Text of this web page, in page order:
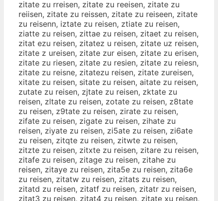
zitate zu rreisen, zitate zu reeisen, zitate zu
reiisen, zitate zu reissen, zitate zu reiseen, zitate
zu reisenn, iztate zu reisen, ztiate zu reisen,
ziatte zu reisen, zittae zu reisen, zitaet zu reisen,
zitat ezu reisen, zitatez u reisen, zitate uz reisen,
zitate z ureisen, zitate zur eisen, zitate zu erisen,
zitate zu riesen, zitate zu resien, zitate zu reiesn,
zitate zu reisne, zitatezu reisen, zitate zureisen,
xitate zu reisen, sitate zu reisen, aitate zu reisen,
zutate zu reisen, zjtate zu reisen, zktate zu
reisen, zltate zu reisen, zotate zu reisen, z8tate
zu reisen, z9tate zu reisen, zirate zu reisen,
zifate zu reisen, zigate zu reisen, zihate zu
reisen, ziyate zu reisen, zi5ate zu reisen, zi6ate
zu reisen, zitqte zu reisen, zitwte zu reisen,
zitzte zu reisen, zitxte zu reisen, zitare zu reisen,
zitafe zu reisen, zitage zu reisen, zitahe zu
reisen, zitaye zu reisen, zita5e zu reisen, zita6e
zu reisen, zitatw zu reisen, zitats zu reisen,
zitatd zu reisen, zitatf zu reisen, zitatr zu reisen,
zitat3 zu reisen, zitat4 zu reisen, zitate xu reisen,